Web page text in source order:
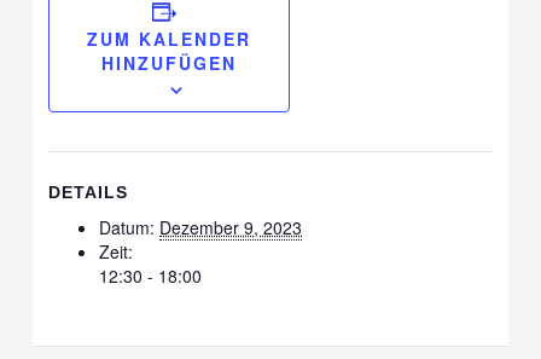
ZUM KALENDER
HINZUFÜGEN
DETAILS
Datum: Dezember 9, 2023
Zeit:
12:30 - 18:00